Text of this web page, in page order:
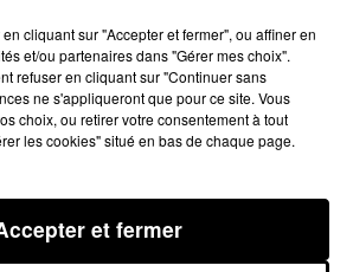
14 sec
DU 23/06/2025 À 08H01
cliquant sur "Accepter et fermer", ou affiner en
et/ou partenaires dans "Gérer mes choix".
refuser en cliquant sur "Continuer sans
ne s'appliqueront que pour ce site. Vous
choix, ou retirer votre consentement à tout
les cookies" situé en bas de chaque page.
et fermer